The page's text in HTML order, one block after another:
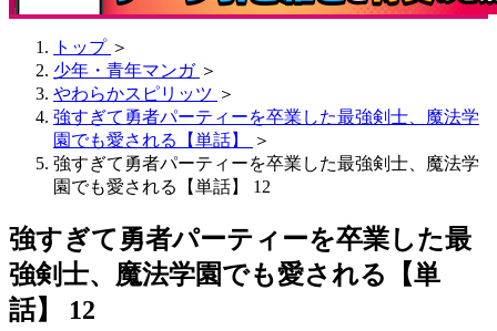
トップ ＞
少年・青年マンガ ＞
やわらかスピリッツ ＞
強すぎて勇者パーティーを卒業した最強剣士、魔法学
園でも愛される【単話】
＞
強すぎて勇者パーティーを卒業した最強剣士、魔法学
園でも愛される【単話】 12
強すぎて勇者パーティーを卒業した最
強剣士、魔法学園でも愛される【単
話】 12